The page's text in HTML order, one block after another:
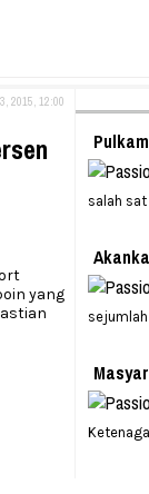
2015, 12:00
yang
salah sat